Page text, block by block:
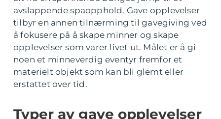
avslappende spaopphold. Gave opplevelser
tilbyr en annen tilnærming til gavegiving ved
å fokusere på å skape minner og skape
opplevelser som varer livet ut. Målet er å gi
noen et minneverdig eventyr fremfor et
materielt objekt som kan bli glemt eller
erstattet over tid.
Typer av gave opplevelser